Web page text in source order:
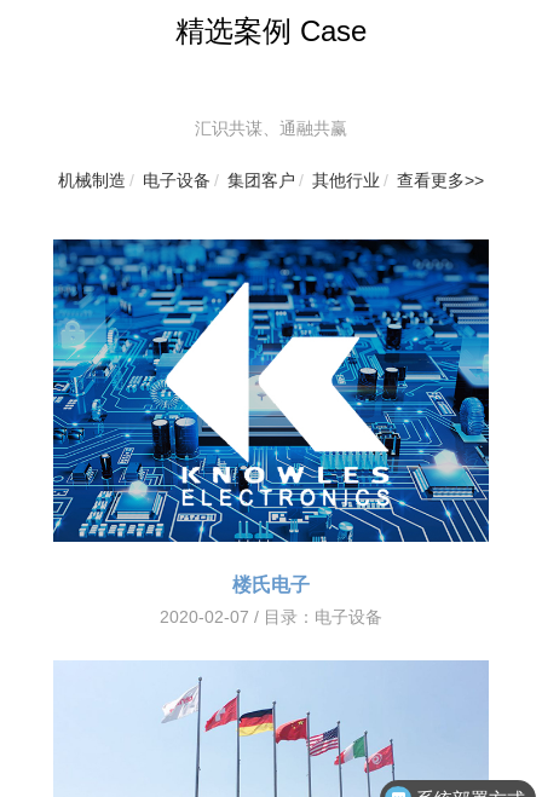
精选案例 Case
汇识共谋、通融共赢
机械制造 / 电子设备 / 集团客户 / 其他行业 / 查看更多>>
楼氏电子
2020-02-07 / 目录： 电子设备
系统部署方式